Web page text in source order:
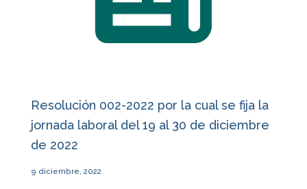
Resolución 002-2022 por la cual se fija la
jornada laboral del 19 al 30 de diciembre
de 2022
9 diciembre, 2022